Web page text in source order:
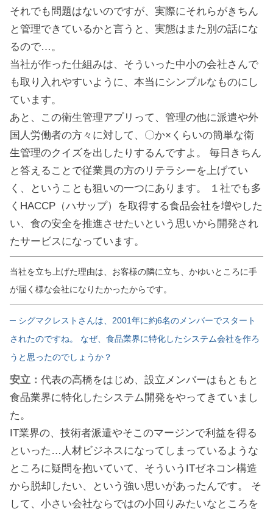
それでも問題はないのですが、実際にそれらがきちん
と管理できているかと言うと、実態はまた別の話にな
るので…。
当社が作った仕組みは、そういった中小の会社さんで
も取り入れやすいように、本当にシンプルなものにし
ています。
あと、この衛生管理アプリって、管理の他に派遣や外
国人労働者の方々に対して、〇か×くらいの簡単な衛
生管理のクイズを出したりするんですよ。 毎日きちん
と答えることで従業員の方のリテラシーを上げてい
く、ということも狙いの一つにあります。 １社でも多
くHACCP（ハサップ）を取得する⾷品会社を増やした
い、⾷の安全を推進させたいという思いから開発され
たサービスになっています。
当社を立ち上げた理由は、お客様の隣に立ち、かゆいところに手
が届く様な会社になりたかったからです。
─ シグマクレストさんは、2001年に約6名のメンバーでスタート
されたのですね。 なぜ、食品業界に特化したシステム会社を作ろ
うと思ったのでしょうか？
安立： 代表の高橋をはじめ、設立メンバーはもともと
食品業界に特化したシステム開発をやってきていまし
た。
IT業界の、技術者派遣やそこのマージンで利益を得る
といった…人材ビジネスになってしまっているような
ところに疑問を抱いていて、そういうITゼネコン構造
から脱却したい、という強い思いがあったんです。 そ
して、小さい会社ならではの小回りみたいなところを